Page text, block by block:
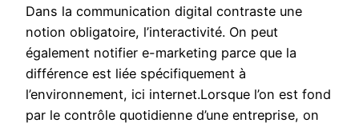
Dans la communication digital contraste une
notion obligatoire, l’interactivité. On peut
également notifier e-marketing parce que la
différence est liée spécifiquement à
l’environnement, ici internet.Lorsque l’on est fond
par le contrôle quotidienne d’une entreprise, on